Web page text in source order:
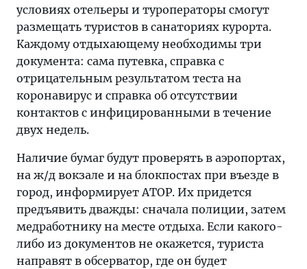
условиях отельеры и туроператоры смогут
размещать туристов в санаториях курорта.
Каждому отдыхающему необходимы три
документа: сама путевка, справка с
отрицательным результатом теста на
коронавирус и справка об отсутствии
контактов с инфицированными в течение
двух недель.
Наличие бумаг будут проверять в аэропортах,
на ж/д вокзале и на блокпостах при въезде в
город, информирует АТОР. Их придется
предъявить дважды: сначала полиции, затем
медработнику на месте отдыха. Если какого-
либо из документов не окажется, туриста
направят в обсерватор, где он будет